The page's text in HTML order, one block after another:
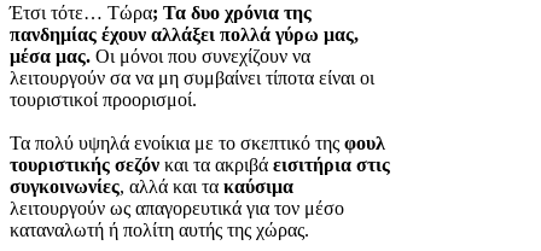
Έτσι τότε… Τώρα; Τα δυο χρόνια της
πανδημίας έχουν αλλάξει πολλά γύρω μας,
μέσα μας. Οι μόνοι που συνεχίζουν να
λειτουργούν σα να μη συμβαίνει τίποτα είναι οι
τουριστικοί προορισμοί.
Τα πολύ υψηλά ενοίκια με το σκεπτικό της φουλ
τουριστικής σεζόν και τα ακριβά εισιτήρια στις
συγκοινωνίες, αλλά και τα καύσιμα
λειτουργούν ως απαγορευτικά για τον μέσο
καταναλωτή ή πολίτη αυτής της χώρας.